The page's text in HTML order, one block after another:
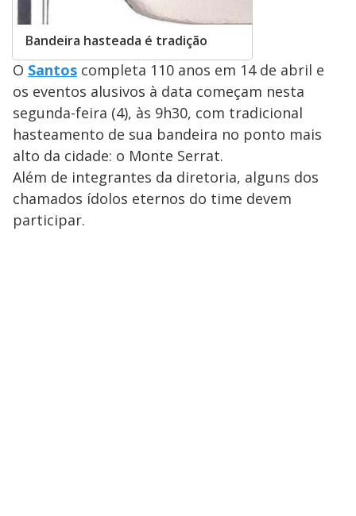
Bandeira hasteada é tradição
O Santos completa 110 anos em 14 de abril e
os eventos alusivos à data começam nesta
segunda-feira (4), às 9h30, com tradicional
hasteamento de sua bandeira no ponto mais
alto da cidade: o Monte Serrat.
Além de integrantes da diretoria, alguns dos
chamados ídolos eternos do time devem
participar.